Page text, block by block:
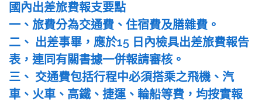
國內出差旅費報支要點
一、旅費分為交通費、住宿費及膳雜費。
二、 出差事畢，應於15 日內檢具出差旅費報告
表，連同有關書據一併報請審核。
三、 交通費包括行程中必須搭乘之飛機、汽
車、火車、高鐵、捷運、輪船等費，均按實報